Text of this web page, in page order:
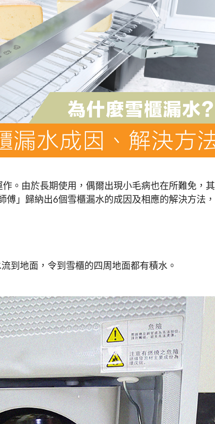
。由於長期使用，偶爾出現小毛病也在所難免，其
傅」歸納出6個雪櫃漏水的成因及相應的解決方法，
到地面，令到雪櫃的四周地面都有積水。